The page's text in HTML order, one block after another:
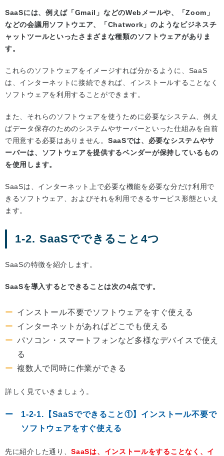
SaaSには、例えば「Gmail」などのWebメールや、「Zoom」
などの会議用ソフトウエア、「Chatwork」のようなビジネスチ
ャットツールといったさまざまな種類のソフトウェアがありま
す。
これらのソフトウェアをイメージすれば分かるように、SaaS
は、インターネットに接続できれば、インストールすることなく
ソフトウェアを利用することができます。
また、それらのソフトウェアを使うために必要なシステム、例え
ばデータ保存のためのシステムやサーバーといった仕組みを自前
で用意する必要はありません。 SaaSでは、必要なシステムやサ
ーバーは、ソフトウェアを提供するベンダーが保持しているもの
を使用します。
SaaSは、インターネット上で必要な機能を必要な分だけ利用で
きるソフトウェア、およびそれを利用できるサービス形態といえ
ます。
1-2. SaaSでできること4つ
SaaSの特徴を紹介します。
SaaSを導入するとできることは次の4点です。
インストール不要でソフトウェアをすぐ使える
インターネットがあればどこでも使える
パソコン・スマートフォンなど多様なデバイスで使え
る
複数人で同時に作業ができる
詳しく見ていきましょう。
1-2-1.【SaaSでできること①】インストール不要で
ソフトウェアをすぐ使える
先に紹介した通り、SaaSは、インストールをすることなく、イ